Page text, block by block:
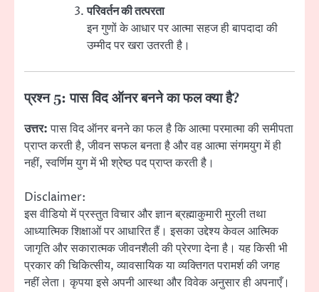
परिवर्तन की तत्परता
इन गुणों के आधार पर आत्मा सहज ही बापदादा की
उम्मीद पर खरा उतरती है।
प्रश्न 5: पास विद ऑनर बनने का फल क्या है?
उत्तर:पास विद ऑनर बनने का फल है कि आत्मा परमात्मा की समीपता
प्राप्त करती है, जीवन सफल बनता है और वह आत्मा संगमयुग में ही
नहीं, स्वर्णिम युग में भी श्रेष्ठ पद प्राप्त करती है।
Disclaimer:
इस वीडियो में प्रस्तुत विचार और ज्ञान ब्रह्माकुमारी मुरली तथा
आध्यात्मिक शिक्षाओं पर आधारित हैं। इसका उद्देश्य केवल आत्मिक
जागृति और सकारात्मक जीवनशैली की प्रेरणा देना है। यह किसी भी
प्रकार की चिकित्सीय, व्यावसायिक या व्यक्तिगत परामर्श की जगह
नहीं लेता। कृपया इसे अपनी आस्था और विवेक अनुसार ही अपनाएँ।